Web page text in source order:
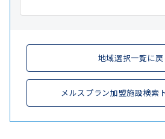
地域選択一覧に戻
メルスプラン加盟施設検索